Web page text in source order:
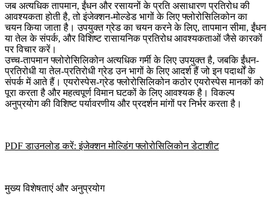
जब अत्यधिक तापमान, ईंधन और रसायनों के प्रति असाधारण प्रतिरोध की
आवश्यकता होती है, तो इंजेक्शन-मोल्डेड भागों के लिए फ्लोरोसिलिकोन का
चयन किया जाता है। उपयुक्त ग्रेड का चयन करने के लिए, तापमान सीमा, ईंधन
या तेल के संपर्क, और विशिष्ट रासायनिक प्रतिरोध आवश्यकताओं जैसे कारकों
पर विचार करें।
उच्च-तापमान फ्लोरोसिलिकोन अत्यधिक गर्मी के लिए उपयुक्त है, जबकि ईंधन-
प्रतिरोधी या तेल-प्रतिरोधी ग्रेड उन भागों के लिए आदर्श हैं जो इन पदार्थों के
संपर्क में आते हैं। एयरोस्पेस-ग्रेड फ्लोरोसिलिकोन कठोर एयरोस्पेस मानकों को
पूरा करता है और महत्वपूर्ण विमान घटकों के लिए आवश्यक है। विकल्प
अनुप्रयोग की विशिष्ट पर्यावरणीय और प्रदर्शन मांगों पर निर्भर करता है।
PDF डाउनलोड करें: इंजेक्शन मोल्डिंग फ्लोरोसिलिकोन डेटाशीट
मुख्य विशेषताएं और अनुप्रयोग